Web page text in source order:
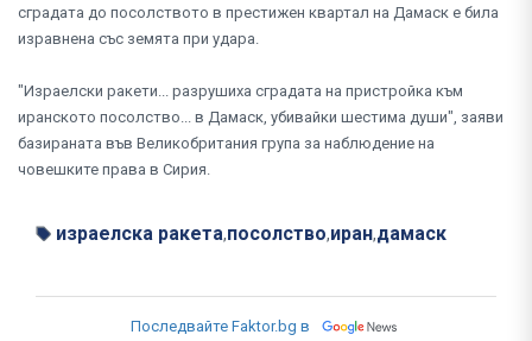
сградата до посолството в престижен квартал на Дамаск е била
изравнена със земята при удара.
"Израелски ракети... разрушиха сградата на пристройка към
иранското посолство... в Дамаск, убивайки шестима души", заяви
базираната във Великобритания група за наблюдение на
човешките права в Сирия.
израелска ракета,посолство,иран,дамаск
Последвайте Faktor.bg в